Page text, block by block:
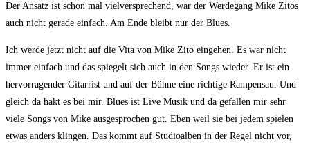
Der Ansatz ist schon mal vielversprechend, war der Werdegang Mike Zitos
auch nicht gerade einfach. Am Ende bleibt nur der Blues.
Ich werde jetzt nicht auf die Vita von Mike Zito eingehen. Es war nicht
immer einfach und das spiegelt sich auch in den Songs wieder. Er ist ein
hervorragender Gitarrist und auf der Bühne eine richtige Rampensau. Und
gleich da hakt es bei mir. Blues ist Live Musik und da gefallen mir sehr
viele Songs von Mike ausgesprochen gut. Eben weil sie bei jedem spielen
etwas anders klingen. Das kommt auf Studioalben in der Regel nicht vor,